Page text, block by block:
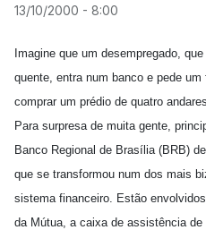
13/10/2000 - 8:00
Imagine que um desempregado,
quente, entra num banco e pede
comprar um prédio de quatro
Para surpresa de muita gente,
Banco Regional de Brasília (BRB)
que se transformou num dos mais
sistema financeiro. Estão
da Mútua, a caixa de assistência